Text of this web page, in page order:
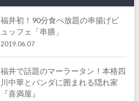
福井初！90分食べ放題の串揚げビ
ュッフェ「串膳」
2019.06.07
福井で話題のマーラータン！本格四
川中華とパンダに囲まれる隠れ家
『喜満屋』